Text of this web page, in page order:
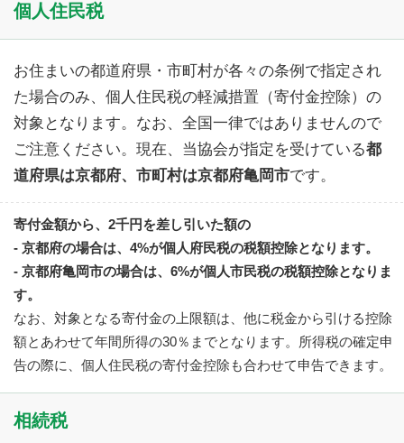
個人住民税
お住まいの都道府県・市町村が各々の条例で指定され
た場合のみ、個人住民税の軽減措置（寄付金控除）の
対象となります。なお、全国一律ではありませんので
ご注意ください。現在、当協会が指定を受けている都
道府県は京都府、市町村は京都府亀岡市です。
寄付金額から、2千円を差し引いた額の
- 京都府の場合は、4%が個人府民税の税額控除となります。
- 京都府亀岡市の場合は、6%が個人市民税の税額控除となりま
す。
なお、対象となる寄付金の上限額は、他に税金から引ける控除
額とあわせて年間所得の30％までとなります。所得税の確定申
告の際に、個人住民税の寄付金控除も合わせて申告できます。
相続税